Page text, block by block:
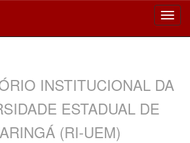
INSTITUCIONAL DA
ESTADUAL DE
(RI-UEM)